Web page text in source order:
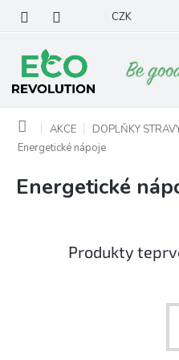
obsah
CZK
Domů AKCE DOPLŇKY
Energetické nápoje
Energetické
Produkty